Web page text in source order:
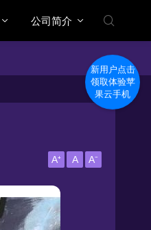
新用户点击
领取体验苹
果云手机
公司简介
A⁺ A A⁻